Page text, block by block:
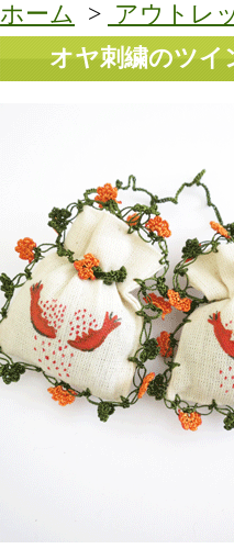
ホーム > アウトレ
オヤ刺繍のツイ